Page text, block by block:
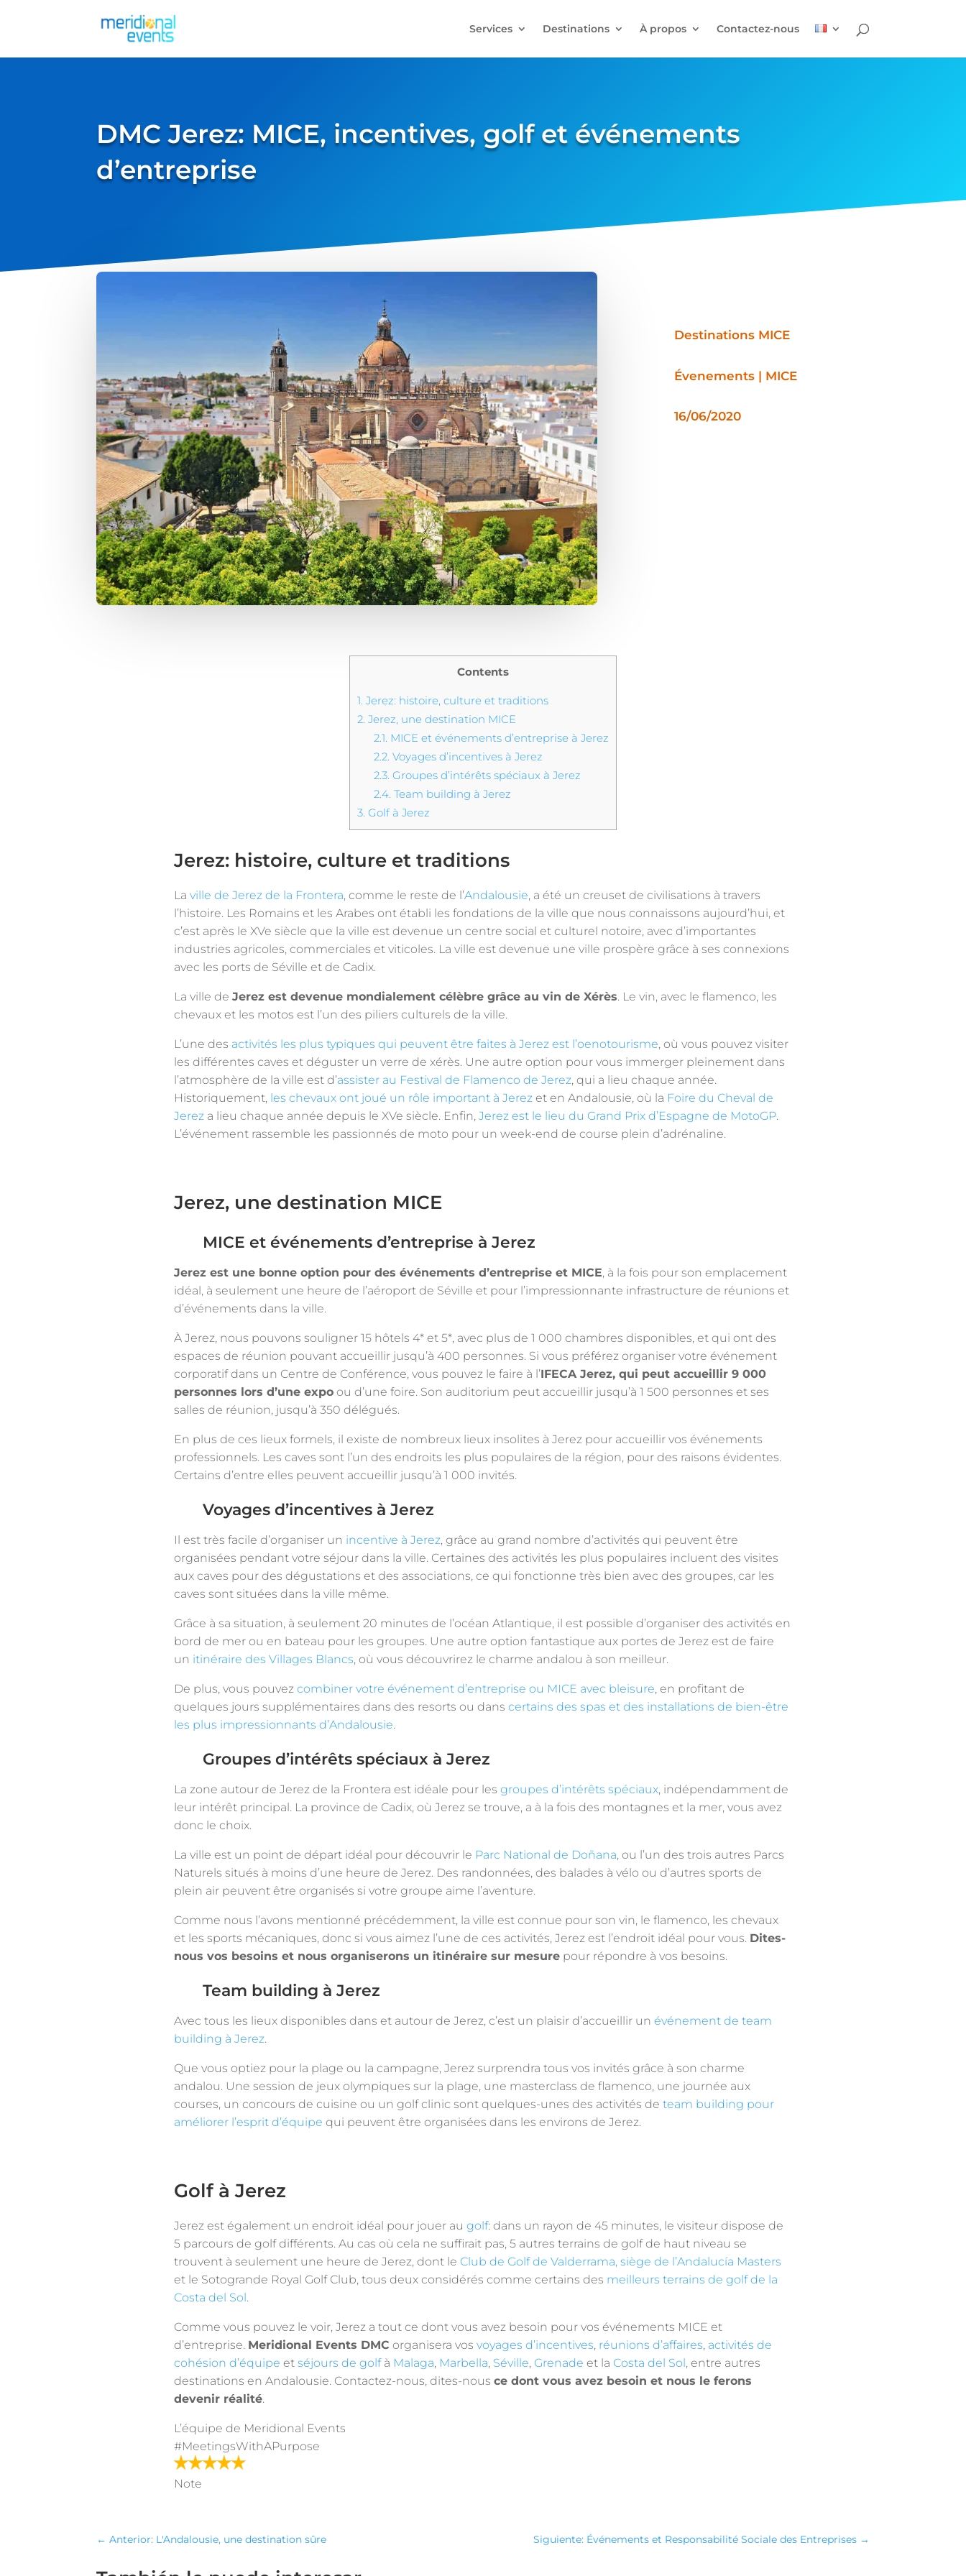
Services Destinations À propos Contactez-nous
DMC Jerez: MICE, incentives, golf et événements
d’entreprise
Destinations MICE
Évenements | MICE
16/06/2020
Contents
1. Jerez: histoire, culture et traditions
2. Jerez, une destination MICE
2.1. MICE et événements d’entreprise à Jerez
2.2. Voyages d’incentives à Jerez
2.3. Groupes d’intérêts spéciaux à Jerez
2.4. Team building à Jerez
3. Golf à Jerez
Jerez: histoire, culture et traditions
La ville de Jerez de la Frontera, comme le reste de l’Andalousie, a été un creuset de civilisations à travers
l’histoire. Les Romains et les Arabes ont établi les fondations de la ville que nous connaissons aujourd’hui, et
c’est après le XVe siècle que la ville est devenue un centre social et culturel notoire, avec d’importantes
industries agricoles, commerciales et viticoles. La ville est devenue une ville prospère grâce à ses connexions
avec les ports de Séville et de Cadix.
La ville de Jerez est devenue mondialement célèbre grâce au vin de Xérès. Le vin, avec le flamenco, les
chevaux et les motos est l’un des piliers culturels de la ville.
L’une des activités les plus typiques qui peuvent être faites à Jerez est l’oenotourisme, où vous pouvez visiter
les différentes caves et déguster un verre de xérès. Une autre option pour vous immerger pleinement dans
l’atmosphère de la ville est d’assister au Festival de Flamenco de Jerez, qui a lieu chaque année.
Historiquement, les chevaux ont joué un rôle important à Jerezet en Andalousie, où la Foire du Cheval de
Jereza lieu chaque année depuis le XVe siècle. Enfin, Jerez est le lieu du Grand Prix d’Espagne de MotoGP.
L’événement rassemble les passionnés de moto pour un week-end de course plein d’adrénaline.
Jerez, une destination MICE
MICE et événements d’entreprise à Jerez
Jerez est une bonne option pour des événements d’entreprise et MICE, à la fois pour son emplacement
idéal, à seulement une heure de l’aéroport de Séville et pour l’impressionnante infrastructure de réunions et
d’événements dans la ville.
À Jerez, nous pouvons souligner 15 hôtels 4* et 5*, avec plus de 1 000 chambres disponibles, et qui ont des
espaces de réunion pouvant accueillir jusqu’à 400 personnes. Si vous préférez organiser votre événement
corporatif dans un Centre de Conférence, vous pouvez le faire à l’IFECA Jerez, qui peut accueillir 9 000
personnes lors d’une expoou d’une foire. Son auditorium peut accueillir jusqu’à 1 500 personnes et ses
salles de réunion, jusqu’à 350 délégués.
En plus de ces lieux formels, il existe de nombreux lieux insolites à Jerez pour accueillir vos événements
professionnels. Les caves sont l’un des endroits les plus populaires de la région, pour des raisons évidentes.
Certains d’entre elles peuvent accueillir jusqu’à 1 000 invités.
Voyages d’incentives à Jerez
Il est très facile d’organiser un incentive à Jerez, grâce au grand nombre d’activités qui peuvent être
organisées pendant votre séjour dans la ville. Certaines des activités les plus populaires incluent des visites
aux caves pour des dégustations et des associations, ce qui fonctionne très bien avec des groupes, car les
caves sont situées dans la ville même.
Grâce à sa situation, à seulement 20 minutes de l’océan Atlantique, il est possible d’organiser des activités en
bord de mer ou en bateau pour les groupes. Une autre option fantastique aux portes de Jerez est de faire
un itinéraire des Villages Blancs, où vous découvrirez le charme andalou à son meilleur.
De plus, vous pouvez combiner votre événement d’entreprise ou MICE avec bleisure, en profitant de
quelques jours supplémentaires dans des resorts ou dans certains des spas et des installations de bien-être
les plus impressionnants d’Andalousie.
Groupes d’intérêts spéciaux à Jerez
La zone autour de Jerez de la Frontera est idéale pour les groupes d’intérêts spéciaux, indépendamment de
leur intérêt principal. La province de Cadix, où Jerez se trouve, a à la fois des montagnes et la mer, vous avez
donc le choix.
La ville est un point de départ idéal pour découvrir le Parc National de Doñana, ou l’un des trois autres Parcs
Naturels situés à moins d’une heure de Jerez. Des randonnées, des balades à vélo ou d’autres sports de
plein air peuvent être organisés si votre groupe aime l’aventure.
Comme nous l’avons mentionné précédemment, la ville est connue pour son vin, le flamenco, les chevaux
et les sports mécaniques, donc si vous aimez l’une de ces activités, Jerez est l’endroit idéal pour vous. Dites-
nous vos besoins et nous organiserons un itinéraire sur mesurepour répondre à vos besoins.
Team building à Jerez
Avec tous les lieux disponibles dans et autour de Jerez, c’est un plaisir d’accueillir un événement de team
building à Jerez.
Que vous optiez pour la plage ou la campagne, Jerez surprendra tous vos invités grâce à son charme
andalou. Une session de jeux olympiques sur la plage, une masterclass de flamenco, une journée aux
courses, un concours de cuisine ou un golf clinic sont quelques-unes des activités de team building pour
améliorer l’esprit d’équipe qui peuvent être organisées dans les environs de Jerez.
Golf à Jerez
Jerez est également un endroit idéal pour jouer au golf: dans un rayon de 45 minutes, le visiteur dispose de
5 parcours de golf différents. Au cas où cela ne suffirait pas, 5 autres terrains de golf de haut niveau se
trouvent à seulement une heure de Jerez, dont le Club de Golf de Valderrama, siège de l’Andalucía Masters
et le Sotogrande Royal Golf Club, tous deux considérés comme certains des meilleurs terrains de golf de la
Costa del Sol.
Comme vous pouvez le voir, Jerez a tout ce dont vous avez besoin pour vos événements MICE et
d’entreprise. Meridional Events DMC organisera vos voyages d’incentives, réunions d’affaires, activités de
cohésion d’équipe et séjours de golfà Malaga, Marbella, Séville, Grenade et la Costa del Sol, entre autres
destinations en Andalousie. Contactez-nous, dites-nous ce dont vous avez besoin et nous le ferons
devenir réalité.
L’équipe de Meridional Events
#MeetingsWithAPurpose
Note
←Anterior: L'Andalousie, une destination sûre Siguiente: Événements et Responsabilité Sociale des Entreprises→